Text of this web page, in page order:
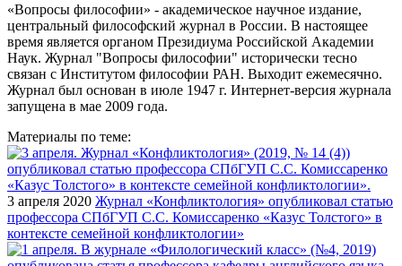
«Вопросы философии» - академическое научное издание,
центральный философский журнал в России. В настоящее
время является органом Президиума Российской Академии
Наук. Журнал "Вопросы философии" исторически тесно
связан с Институтом философии РАН. Выходит ежемесячно.
Журнал был основан в июле 1947 г. Интернет-версия журнала
запущена в мае 2009 года.
Материалы по теме:
3 апреля 2020 Журнал «Конфликтология» опубликовал статью
профессора СПбГУП С.С. Комиссаренко «Казус Толстого» в
контексте семейной конфликтологии»